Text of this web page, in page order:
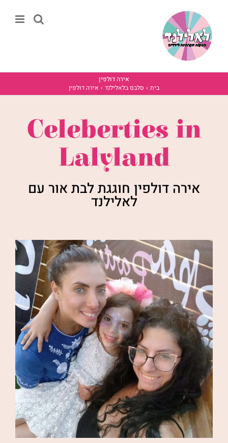
אירה דולפין
בית
סלבס בלאלילנד אירה דולפין
Celeberties in
Lalyland
אירה דולפין חוגגת לבת אור עם
לאלילנד